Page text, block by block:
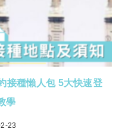
接種懶人包 5大快速登
學
23